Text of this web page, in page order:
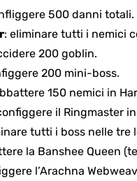
500 danni totali.
: eliminare tutti i nemici
200 goblin.
200 mini-boss.
150 nemici in
il Ringmaster
tutti i boss nelle tre
la Banshee Queen
l’Arachna